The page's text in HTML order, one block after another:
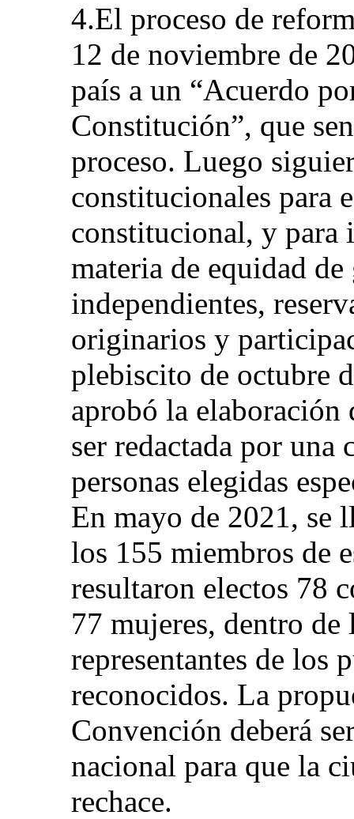
4.El proceso de
12 de noviembre de
país a un “Acuerdo
Constitución”, que
proceso. Luego
constitucionales para
constitucional, y para
materia de equidad
independientes,
originarios y
plebiscito de octubre
aprobó la elaboración
ser redactada por
personas elegidas
En mayo de 2021, se
los 155 miembros de
resultaron electos 78
77 mujeres, dentro de
representantes de los
reconocidos. La
Convención deberá
nacional para que la
rechace.